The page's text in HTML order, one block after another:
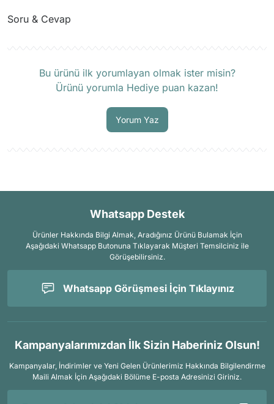
Soru & Cevap
Bu ürünü ilk yorumlayan olmak ister misin?
Ürünü yorumla Hediye puan kazan!
Yorum Yaz
Whatsapp Destek
Ürünler Hakkında Bilgi Almak, Aradığınız Ürünü Bulamak İçin
Aşağıdaki Whatsapp Butonuna Tıklayarak Müşteri Temsilciniz ile
Görüşebilirsiniz.
Whatsapp Görüşmesi İçin Tıklayınız
Kampanyalarımızdan İlk Sizin Haberiniz Olsun!
Kampanyalar, İndirimler ve Yeni Gelen Ürünlerimiz Hakkında Bilgilendirme
Maili Almak İçin Aşağıdaki Bölüme E-posta Adresinizi Giriniz.